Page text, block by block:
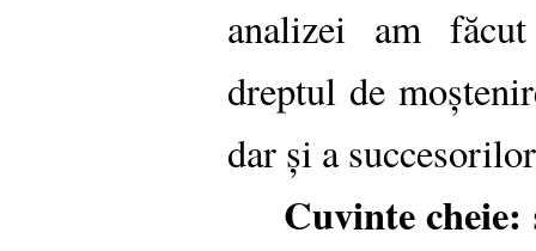
analizei am
dreptul de
dar și a
Cuvinte cheie: